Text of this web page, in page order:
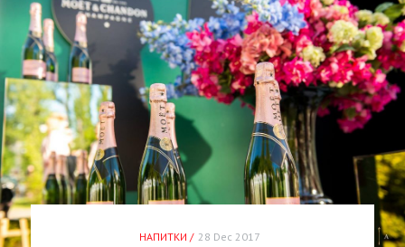
НАПИТКИ / 28 Dec 2017